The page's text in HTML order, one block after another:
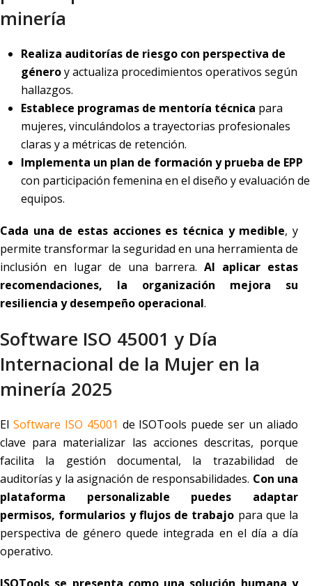
minería
Realiza auditorías de riesgo con perspectiva de
géneroy actualiza procedimientos operativos según
hallazgos.
Establece programas de mentoría técnica para
mujeres, vinculándolos a trayectorias profesionales
claras y a métricas de retención.
Implementa un plan de formación y prueba de EPP
con participación femenina en el diseño y evaluación de
equipos.
Cada una de estas acciones es técnica y medible, y
permite transformar la seguridad en una herramienta de
inclusión en lugar de una barrera.Al aplicar estas
recomendaciones, la organización mejora su
resiliencia y desempeño operacional.
Software ISO 45001 y Día
Internacional de la Mujer en la
minería 2025
El Software ISO 45001 de ISOTools puede ser un aliado
clave para materializar las acciones descritas, porque
facilita la gestión documental, la trazabilidad de
auditorías y la asignación de responsabilidades. Con una
plataforma personalizable puedes adaptar
permisos, formularios y flujos de trabajo para que la
perspectiva de género quede integrada en el día a día
operativo.